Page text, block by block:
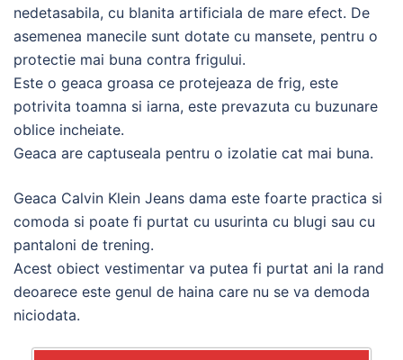
nedetasabila, cu blanita artificiala de mare efect. De
asemenea manecile sunt dotate cu mansete, pentru o
protectie mai buna contra frigului.
Este o geaca groasa ce protejeaza de frig, este
potrivita toamna si iarna, este prevazuta cu buzunare
oblice incheiate.
Geaca are captuseala pentru o izolatie cat mai buna.
Geaca Calvin Klein Jeans dama este foarte practica si
comoda si poate fi purtat cu usurinta cu blugi sau cu
pantaloni de trening.
Acest obiect vestimentar va putea fi purtat ani la rand
deoarece este genul de haina care nu se va demoda
niciodata.